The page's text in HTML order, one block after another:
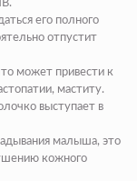
его полного
отпустит
может привести к
маститу.
выступает в
малыша, это
кожного